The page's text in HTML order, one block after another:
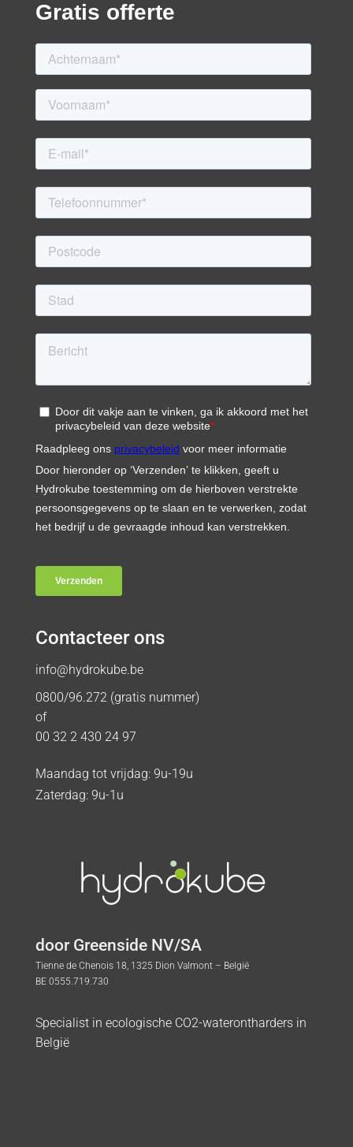
door Greenside NV/SA
Tienne de Chenois 18, 1325 Dion Valmont – België
BE 0555.719.730
Specialist in ecologische CO2-waterontharders in
België
Contacteer ons
info@hydrokube.be
0800/96.272 (gratis nummer)
of
00 32 2 430 24 97
Maandag tot vrijdag: 9u-19u
Zaterdag: 9u-1u